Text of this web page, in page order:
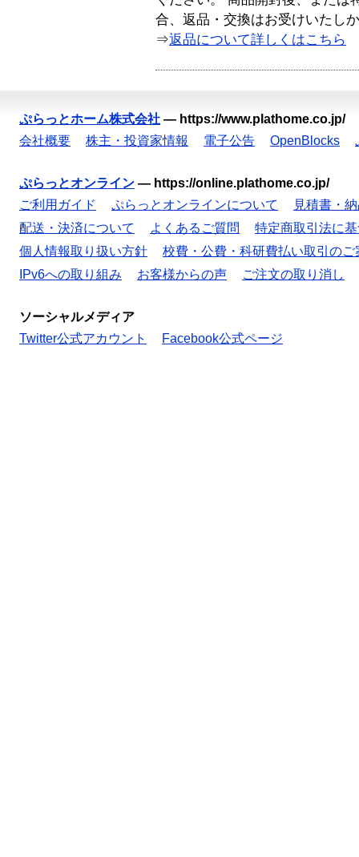
合、返品・交換はお受けいたし
⇒返品について詳しくはこちら
ぷらっとホーム株式会社 — https://www.plathome.co.jp/
会社概要
株主・投資家情報 電子公告 OpenBlocks
ぷらっとオンライン — https://online.plathome.co.jp/
ご利用ガイド
ぷらっとオンラインについて
見積書・
配送・決済について
よくあるご質問
特定商取引法に
個人情報取り扱い方針
校費・公費・科研費払い取引のご
IPv6への取り組み
お客様からの声 ご注文の取り消し
ソーシャルメディア
Twitter公式アカウント
Facebook公式ページ